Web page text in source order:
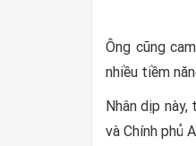
Ông cũng
nhiều tiềm
Nhân dịp
và Chính phủ